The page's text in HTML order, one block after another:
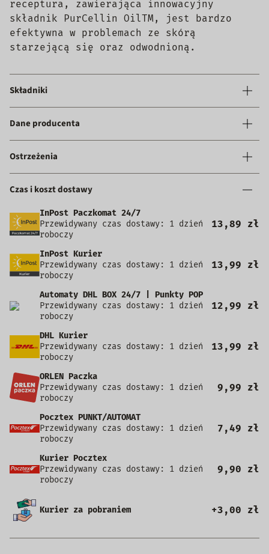
receptura, zawierająca innowacyjny
składnik PurCellin OilTM, jest bardzo
efektywna w problemach ze skórą
starzejącą się oraz odwodnioną.
Składniki
Dane producenta
Ostrzeżenia
Czas i koszt dostawy
InPost Paczkomat 24/7
Przewidywany czas dostawy: 1 dzień
roboczy
13,89 zł
InPost Kurier
Przewidywany czas dostawy: 1 dzień
roboczy
13,99 zł
Automaty DHL BOX 24/7 | Punkty POP
Przewidywany czas dostawy: 1 dzień
roboczy
12,99 zł
DHL Kurier
Przewidywany czas dostawy: 1 dzień
roboczy
13,99 zł
ORLEN Paczka
Przewidywany czas dostawy: 1 dzień
roboczy
9,99 zł
Pocztex PUNKT/AUTOMAT
Przewidywany czas dostawy: 1 dzień
roboczy
7,49 zł
Kurier Pocztex
Przewidywany czas dostawy: 1 dzień
roboczy
9,90 zł
Kurier za pobraniem +3,00 zł